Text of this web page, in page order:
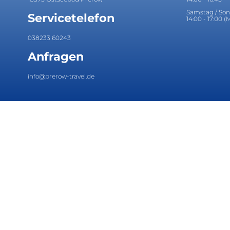
Servicetelefon
038233 60243
Anfragen
info@prerow-travel.de
Samstag /
14:00 - 17:00